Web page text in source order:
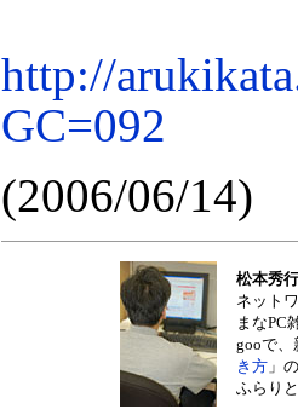
http://
GC=092
(2006/06/14)
松本秀行
ネット
まなPC
gooで、
き方 」
ふらり